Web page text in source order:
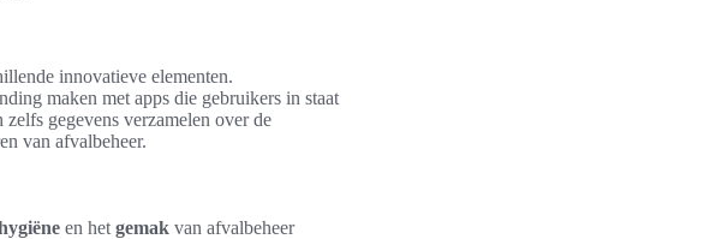
innovatieve elementen.
maken met apps die gebruikers in staat
gegevens verzamelen over de
van afvalbeheer.
en het gemak van afvalbeheer